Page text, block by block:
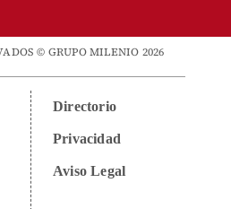
© GRUPO MILENIO 2026
Directorio
Privacidad
Aviso Legal